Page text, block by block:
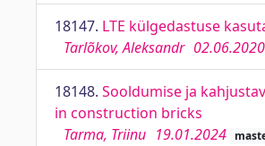
18147. LTE külgedastuse
Tarlõkov, Aleksandr 02.06.2020
18148. Sooldumise ja
in construction bricks
Tarma, Triinu 19.01.2024